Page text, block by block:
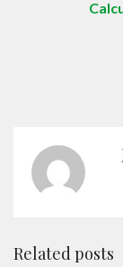
Related posts